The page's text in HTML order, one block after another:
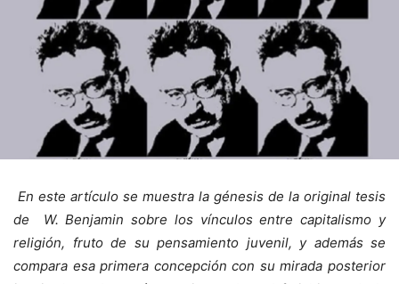
En este artículo se muestra la génesis de la original tesis
de W. Benjamin sobre los vínculos entre capitalismo y
religión, fruto de su pensamiento juvenil, y además se
compara esa primera concepción con su mirada posterior